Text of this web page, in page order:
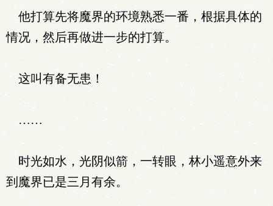
他打算先将魔界的环境熟悉一番，根据具体的
情况，然后再做进一步的打算。
这叫有备无患！
……
时光如水，光阴似箭，一转眼，林小遥意外来
到魔界已是三月有余。